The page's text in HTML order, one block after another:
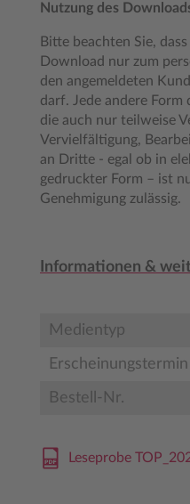
Nutzung des
Bitte beachten Sie,
Download nur zum
den angemeldeten
darf. Jede andere
die auch nur teilweise
Vervielfältigung,
an Dritte - egal ob in
gedruckter Form – ist
Genehmigung zulässig.
Informationen &
Medientyp
Erscheinungstermin
Bestell-Nr.
Leseprobe